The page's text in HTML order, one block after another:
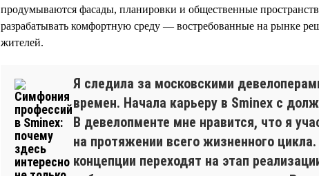
продумываются фасады, планировки и общественные
разрабатывать комфортную среду — востребованные на рынке
жителей.
Я следила за московскими
времен. Начала карьеру в Sminex с
В девелопменте мне нравится, что я
на протяжении всего жизненного
концепции переходят на этап